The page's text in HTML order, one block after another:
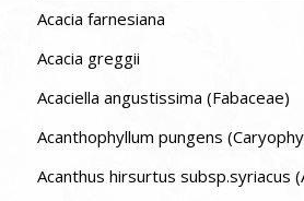
Acacia farnesiana
Acacia greggii
Acaciella angustissima (Fabaceae)
Acanthophyllum pungens
Acanthus hirsurtus subsp.syriacus